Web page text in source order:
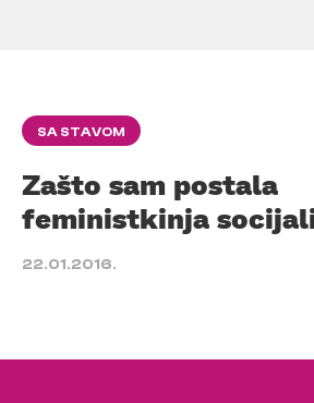
SA STAVOM
Zašto sam postala
feministkinja
22.01.2016.